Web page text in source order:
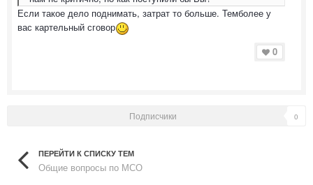
Если такое дело поднимать, затрат то больше. Темболее у
вас картельный сговор
0
Подписчики 0
ПЕРЕЙТИ К СПИСКУ ТЕМ
Общие вопросы по МСО